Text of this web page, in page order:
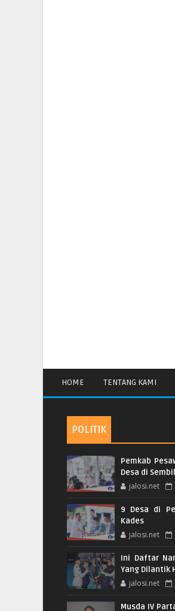
HOME TENTANG KAMI
POLITIK
Pemkab
Desa di
jalosi.net
9 Desa di
Kades
jalosi.net
Ini Daftar
Yang Dilantik
jalosi.net
Musda IV